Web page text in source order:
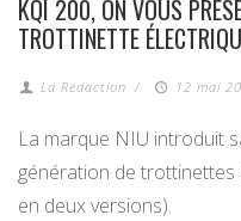
KQI 200, ON VOUS
TROTTINETTE
La Redaction / 12 mai
La marque NIU introduit
génération de trottinettes
en deux versions).